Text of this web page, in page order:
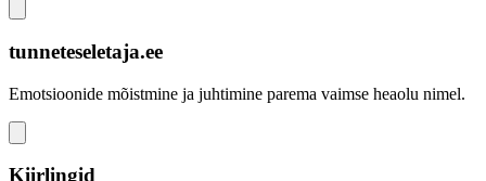
tunneteseletaja.ee
Emotsioonide mõistmine ja juhtimine parema vaimse heaolu nimel.
Kiirlingid